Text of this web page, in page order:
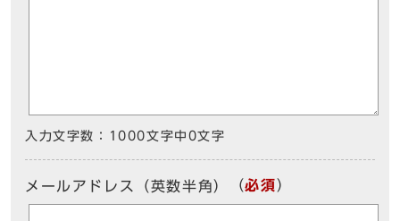
入力文字数： 1000文字中 0文字
メールアドレス（英数半角） （必須）